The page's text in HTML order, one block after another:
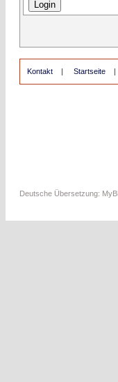
Kontakt | Startseite
Deutsche Übersetzung: